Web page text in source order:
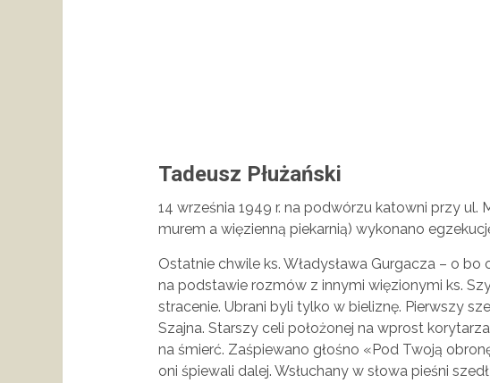
Tadeusz Płużański
14 września 1949 r. na podwórzu katowni przy ul.
murem a więzienną piekarnią) wykonano
Ostatnie chwile ks. Władysława Gurgacza – o
na podstawie rozmów z innymi więzionymi ks.
stracenie. Ubrani byli tylko w bieliznę. Pierwszy
Szajna. Starszy celi położonej na wprost
na śmierć. Zaśpiewano głośno «Pod Twoją
oni śpiewali dalej. Wsłuchany w słowa pieśni